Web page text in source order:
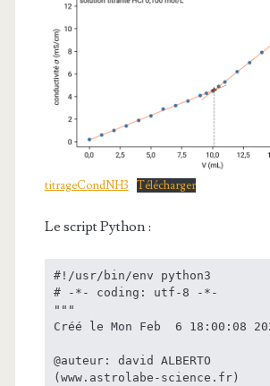
titrageCondNH3 Télécharger
Le script Python :
#!/usr/bin/env python3
# -*- coding: utf-8 -*-
"""
Créé le Mon Feb  6 18:00:08
@auteur: david ALBERTO
(www.astrolabe-science.fr)